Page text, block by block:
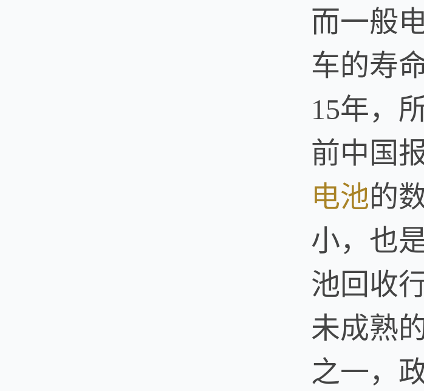
而一般
车的寿
15年，
前中国
电池的
小，也
池回收
未成熟
之一，